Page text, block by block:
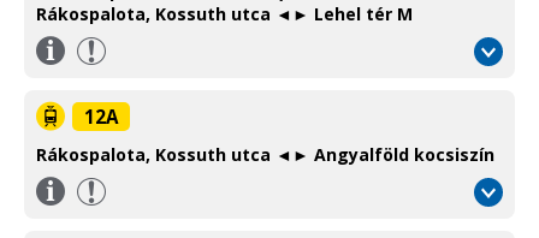
Rákospalota, Kossuth utca ◄► Lehel tér M
Információ
Information
12A
Rákospalota, Kossuth utca ◄► Angyalföld kocsiszín
Információ